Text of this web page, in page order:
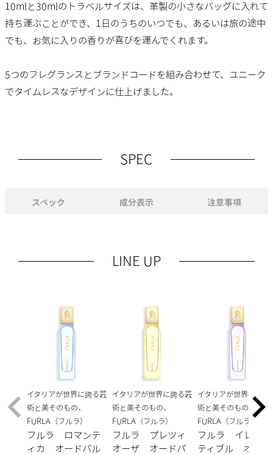
10mlと30mlのトラベルサイズは、革製の小さなバッグに入れて
持ち運ぶことができ、1日のうちのいつでも、あるいは旅の途中
でも、お気に入りの香りが喜びを運んでくれます。
5つのフレグランスとブランドコードを組み合わせて、ユニーク
でタイムレスなデザインに仕上げました。
SPEC
スペック 成分表示 注意事項
LINE UP
イタリアが世界に誇る芸
術と美そのもの、
FURLA（フルラ）
フルラ ロマンテ
ィカ オードパル
イタリアが世界に誇る芸
術と美そのもの、
FURLA（フルラ）
フルラ プレツィ
オーザ オードパ
イタリアが世界に誇る
術と美そのもの、
FURLA（フルラ）
フルラ イレジス
ティブル オード